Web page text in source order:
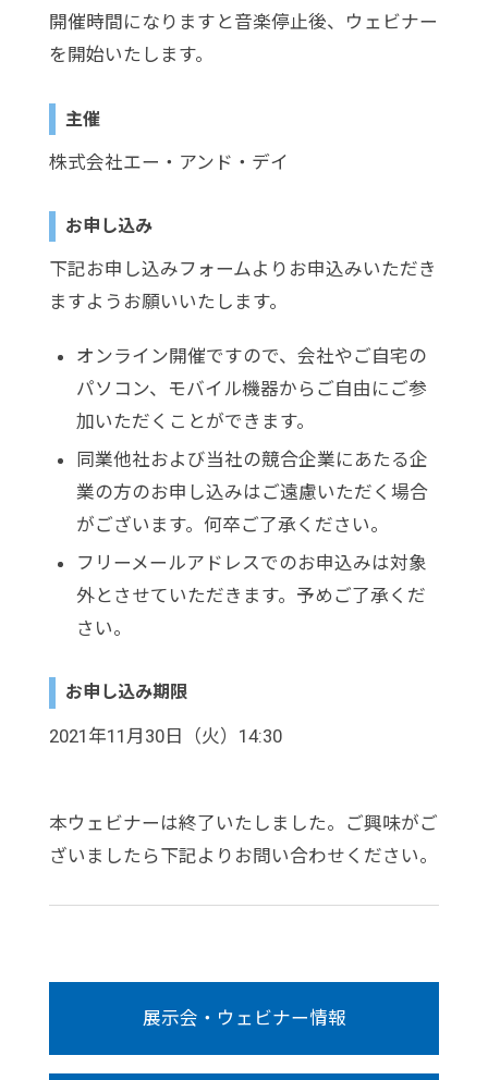
開催時間になりますと音楽停止後、ウェビナー
を開始いたします。
主催
株式会社エー・アンド・デイ
お申し込み
下記お申し込みフォームよりお申込みいただき
ますようお願いいたします。
オンライン開催ですので、会社やご自宅の
パソコン、モバイル機器からご自由にご参
加いただくことができます。
同業他社および当社の競合企業にあたる企
業の方のお申し込みはご遠慮いただく場合
がございます。何卒ご了承ください。
フリーメールアドレスでのお申込みは対象
外とさせていただきます。予めご了承くだ
さい。
お申し込み期限
2021年11月30日（火）14:30
本ウェビナーは終了いたしました。ご興味がご
ざいましたら下記よりお問い合わせください。
展示会・ウェビナー情報